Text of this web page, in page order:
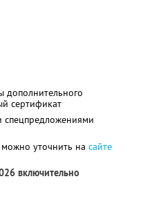
дополнительного
сертификат
спецпредложениями
уточнить на сайте
включительно